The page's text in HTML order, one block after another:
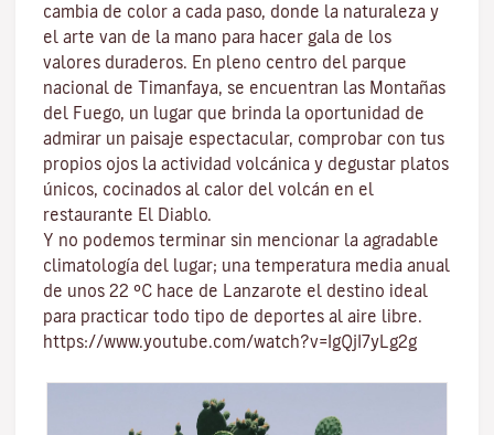
cambia de color a cada paso, donde la naturaleza y
el arte van de la mano para hacer gala de los
valores duraderos. En pleno centro del parque
nacional de Timanfaya, se encuentran las Montañas
del Fuego, un lugar que brinda la oportunidad de
admirar un paisaje espectacular, comprobar con tus
propios ojos la actividad volcánica y degustar platos
únicos, cocinados al calor del volcán en el
restaurante El Diablo.
Y no podemos terminar sin mencionar la agradable
climatología del lugar; una temperatura media anual
de unos 22 ºC hace de Lanzarote el destino ideal
para practicar todo tipo de deportes al aire libre.
https://www.youtube.com/watch?v=IgQjI7yLg2g